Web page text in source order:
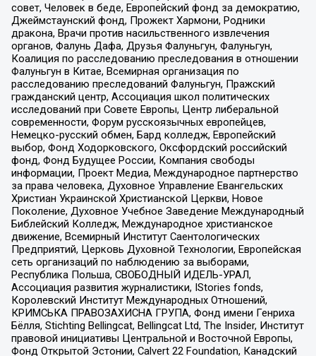
совет, Человек в беде, Европейский фонд за демократию,
Джеймстаунский фонд, Прожект Хармони, Родники
дракона, Врачи против насильственного извлечения
органов, Фалунь Дафа, Друзья Фалуньгун, Фалуньгун,
Коалиция по расследованию преследования в отношении
Фалуньгун в Китае, Всемирная организация по
расследованию преследований Фалуньгун, Пражский
гражданский центр, Ассоциация школ политических
исследований при Совете Европы, Центр либеральной
современности, Форум русскоязычных европейцев,
Немецко-русский обмен, Бард колледж, Европейский
выбор, Фонд Ходорковского, Оксфордский российский
фонд, Фонд Будущее России, Компания свободы
информации, Проект Медиа, Международное партнерство
за права человека, Духовное Управление Евангельских
Христиан Украинской Христианской Церкви, Новое
Поколение, Духовное Учебное Заведение Международный
Библейский Колледж, Международное христианское
движение, Всемирный Институт Саентологических
Предприятий, Церковь Духовной Технологии, Европейская
сеть организаций по наблюдению за выборами,
Республика Польша, СВОБОДНЫЙ ИДЕЛЬ-УРАЛ,
Ассоциация развития журналистики, IStories fonds,
Королевский Институт Международных Отношений,
КРИМСЬКА ПРАВОЗАХИСНА ГРУПА, Фонд имени Генриха
Бёлля, Stichting Bellingcat, Bellingcat Ltd, The Insider, Институт
правовой инициативы Центральной и Восточной Европы,
Фонд Открытой Эстонии, Calvert 22 Foundation, Канадский